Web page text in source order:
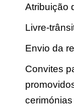
Atribuição
Livre-
Envio da
Convites